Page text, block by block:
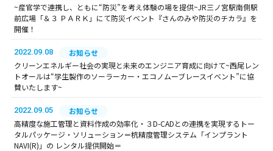
~産官学で連携し、ともに“防災”を考え体験の場を提供~JR三ノ宮駅南側駅
前広場「＆３ ＰＡＲＫ」にて防災イベント『さんのみや防災のチカラ』を
開催！
2022.09.08
お知らせ
クリーンエネルギー社会の実現と未来のエンジニア育成に向けて~西尾レン
トオールは“学生製作のソーラーカー・エコノムーブレースイベント”に協
賛いたします~
2022.09.05
お知らせ
高精度な施工管理と資料作成の効率化・３D-CADとの連携を実現するトー
タルパッケージ・ソリューション＝杭精度管理システム「インプラント
NAVI(R)」の レンタル提供開始＝